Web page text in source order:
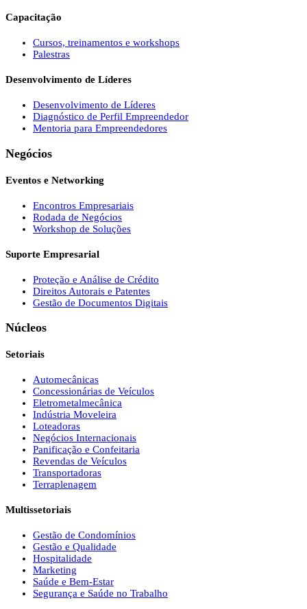
Capacitação
Cursos, treinamentos e workshops
Palestras
Desenvolvimento de Líderes
Desenvolvimento de Líderes
Diagnóstico de Perfil Empreendedor
Mentoria para Empreendedores
Negócios
Eventos e Networking
Encontros Empresariais
Rodada de Negócios
Workshop de Soluções
Suporte Empresarial
Proteção e Análise de Crédito
Direitos Autorais e Patentes
Gestão de Documentos Digitais
Núcleos
Setoriais
Automecânicas
Concessionárias de Veículos
Eletrometalmecânica
Indústria Moveleira
Loteadoras
Negócios Internacionais
Panificação e Confeitaria
Revendas de Veículos
Transportadoras
Terraplenagem
Multissetoriais
Gestão de Condomínios
Gestão e Qualidade
Hospitalidade
Marketing
Saúde e Bem-Estar
Segurança e Saúde no Trabalho